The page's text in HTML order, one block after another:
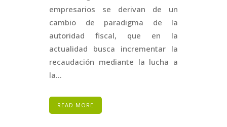
empresarios se derivan de un
cambio de paradigma de la
autoridad fiscal, que en la
actualidad busca incrementar la
recaudación mediante la lucha a
la...
READ MORE